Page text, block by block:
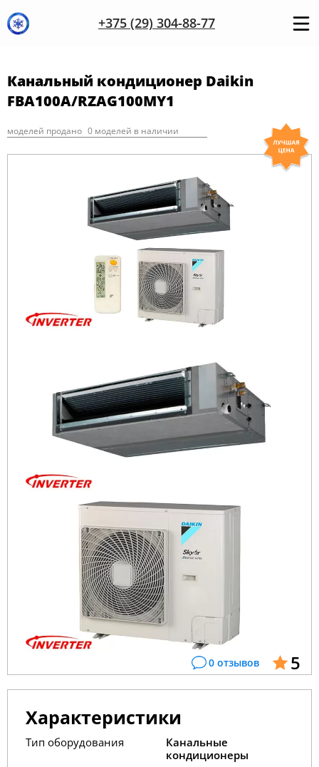
+375 (29) 304-88-77
Канальный кондиционер Daikin
FBA100A/RZAG100MY1
моделей продано 0 моделей в наличии
0 отзывов 5
Характеристики
Тип оборудования
Канальные
кондиционеры